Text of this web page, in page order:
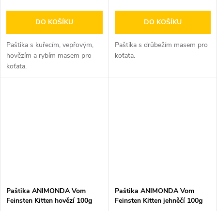
DO KOŠÍKU
Paštika s kuřecím, vepřovým,
hovězím a rybím masem pro
koťata.
DO KOŠÍKU
Paštika s drůbežím masem pro
koťata.
Paštika ANIMONDA Vom
Feinsten Kitten hovězí 100g
Paštika ANIMONDA Vom
Feinsten Kitten jehněčí 100g